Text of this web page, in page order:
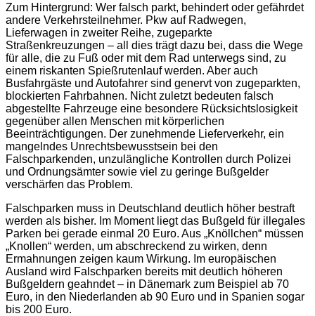
Zum Hintergrund: Wer falsch parkt, behindert oder gefährdet
andere Verkehrsteilnehmer. Pkw auf Radwegen,
Lieferwagen in zweiter Reihe, zugeparkte
Straßenkreuzungen – all dies trägt dazu bei, dass die Wege
für alle, die zu Fuß oder mit dem Rad unterwegs sind, zu
einem riskanten Spießrutenlauf werden. Aber auch
Busfahrgäste und Autofahrer sind genervt von zugeparkten,
blockierten Fahrbahnen. Nicht zuletzt bedeuten falsch
abgestellte Fahrzeuge eine besondere Rücksichtslosigkeit
gegenüber allen Menschen mit körperlichen
Beeinträchtigungen. Der zunehmende Lieferverkehr, ein
mangelndes Unrechtsbewusstsein bei den
Falschparkenden, unzulängliche Kontrollen durch Polizei
und Ordnungsämter sowie viel zu geringe Bußgelder
verschärfen das Problem.
Falschparken muss in Deutschland deutlich höher bestraft
werden als bisher. Im Moment liegt das Bußgeld für illegales
Parken bei gerade einmal 20 Euro. Aus „Knöllchen“ müssen
„Knollen“ werden, um abschreckend zu wirken, denn
Ermahnungen zeigen kaum Wirkung. Im europäischen
Ausland wird Falschparken bereits mit deutlich höheren
Bußgeldern geahndet – in Dänemark zum Beispiel ab 70
Euro, in den Niederlanden ab 90 Euro und in Spanien sogar
bis 200 Euro.